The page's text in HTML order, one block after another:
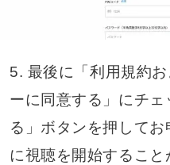
5. 最後に「利用規約
ーに同意する」にチ
る」ボタンを押して
に視聴を開始すること